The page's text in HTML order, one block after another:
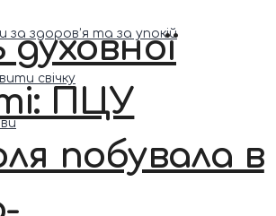
за здоров’я та за упокій
свічку
ПЦУ
побувала в